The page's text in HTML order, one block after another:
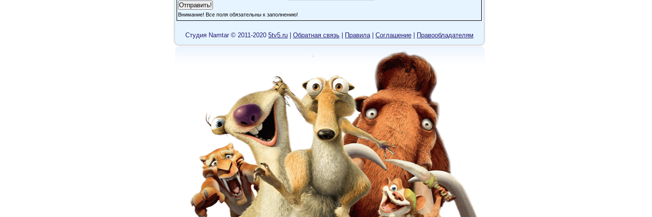
В конце прикололо как зверьки на охотников охотились
Злобин Глеб
Хороший мультфильм, 8,0 из 10
Осенний Лис
Это один из тех " шедевров "... из-за которых я перестал смотреть современные мультики. Дело тут
даже не в компьютерной графике. Тупой сортирный юмор всё портит!... Стоит глянуть, чтоб сказать:
не хотите деградировать - лучше не смотрите такое творчество, на полном серьёзе. Оценка: 2 с
плюсом.
Внимание! Все поля обязательны к заполнению!
Cтудия Namtar © 2011-2020 5tv5.ru | Обратная связь | Правила | Cоглашение | Правообладателям